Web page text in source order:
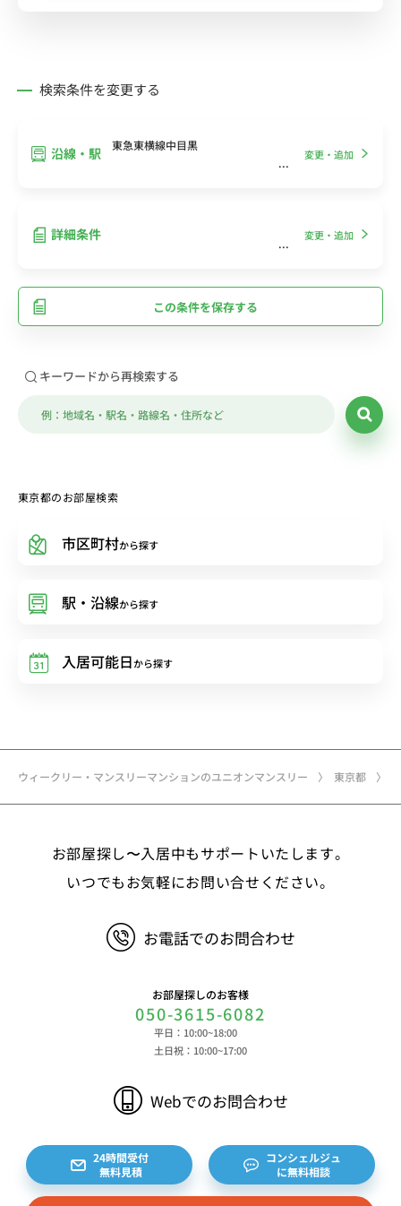
ウィークリー・マンスリーマンションのユニオンマンスリー 東京都
検索条件を変更する
沿線・駅 東急東横線中目黒
変更・追加
詳細条件 変更・追加
この条件を保存する
キーワードから再検索する
東京都のお部屋検索
市区町村から探す
駅・沿線から探す
入居可能日から探す
お部屋探し〜入居中もサポートいたします。
いつでもお気軽にお問い合せください。
お電話でのお問合わせ
お部屋探しのお客様
050-3615-6082
平日：10:00~18:00
土日祝：10:00~17:00
Webでのお問合わせ
24時間受付
無料見積
コンシェルジュ
に無料相談